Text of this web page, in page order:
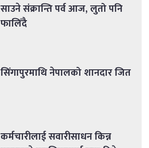
साउने संक्रान्ति पर्व आज, लुतो पनि
फालिँदै
सिंगापुरमाथि नेपालको शानदार जित
कर्मचारीलाई सवारीसाधन किन्न